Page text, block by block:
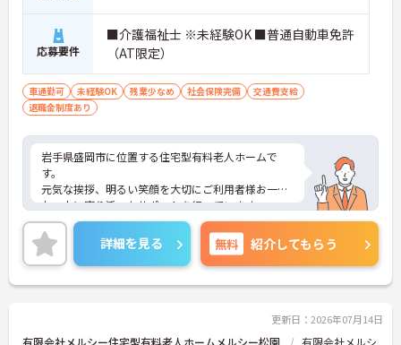
応募要件
■介護福祉士 ※未経験OK ■普通自動車免許
（AT限定）
車通勤可 未経験OK 残業少なめ 社会保険完備
交通費支給
退職金制度あり
岩手県盛岡市に位置する住宅型有料老人ホームで
す。
元気な挨拶、明るい笑顔を大切にご利用者様お一人
お一人に寄り添ったサポートを行っています。
残業少なめなので出勤日でもプライベートの時間を
確保して頂けます◎
マイカー通勤OKなので、通勤のストレスが少ないの
も嬉しいポイントですよ★
ご興味ある方には、面接対策ポイントなど、さらに
詳細を見る 無料 紹介してもらう
更新日：2026年07月14日
有限会社メルシー住宅型有料老人ホームメルシー松園
有限会社メルシ